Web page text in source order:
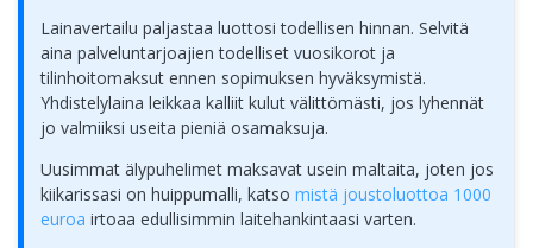
Lainavertailu paljastaa luottosi todellisen hinnan. Selvitä
aina palveluntarjoajien todelliset vuosikorot ja
tilinhoitomaksut ennen sopimuksen hyväksymistä.
Yhdistelylaina leikkaa kalliit kulut välittömästi, jos lyhennät
jo valmiiksi useita pieniä osamaksuja.
Uusimmat älypuhelimet maksavat usein maltaita, joten jos
kiikarissasi on huippumalli, katso mistä joustoluottoa 1000
euroa irtoaa edullisimmin laitehankintaasi varten.